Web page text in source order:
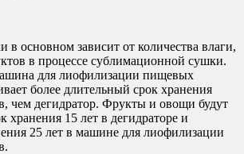
в основном зависит от количества влаги,
в процессе сублимационной сушки.
для лиофилизации пищевых
более длительный срок хранения
чем дегидратор. Фрукты и овощи будут
хранения 15 лет в дегидраторе и
25 лет в машине для лиофилизации